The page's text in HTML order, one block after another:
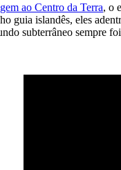
ao Centro da Terra, o
guia islandês, eles
subterrâneo sempre